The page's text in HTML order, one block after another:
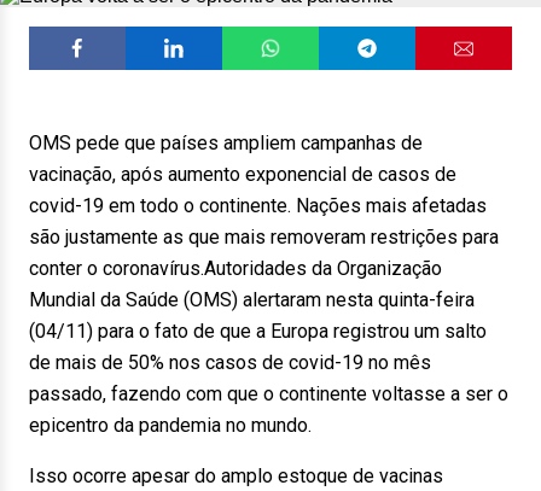
OMS pede que países ampliem campanhas de
vacinação, após aumento exponencial de casos de
covid-19 em todo o continente. Nações mais afetadas
são justamente as que mais removeram restrições para
conter o coronavírus.Autoridades da Organização
Mundial da Saúde (OMS) alertaram nesta quinta-feira
(04/11) para o fato de que a Europa registrou um salto
de mais de 50% nos casos de covid-19 no mês
passado, fazendo com que o continente voltasse a ser o
epicentro da pandemia no mundo.
Isso ocorre apesar do amplo estoque de vacinas